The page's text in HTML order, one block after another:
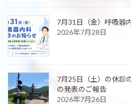
7月31日（金）呼吸器
2026年7月28日
7月25日（土）の休診
の発表のご報告
2026年7月26日